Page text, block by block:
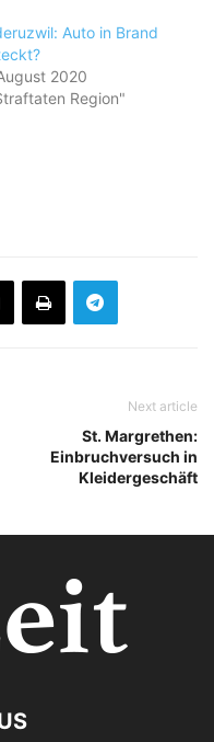
Auto in Brand
2020
Region"
Next article
St. Margrethen:
Einbruchversuch in
Kleidergeschäft